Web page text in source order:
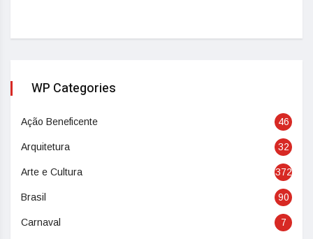
WP Categories
Ação Beneficente 46
Arquitetura 32
Arte e Cultura 372
Brasil 90
Carnaval 7